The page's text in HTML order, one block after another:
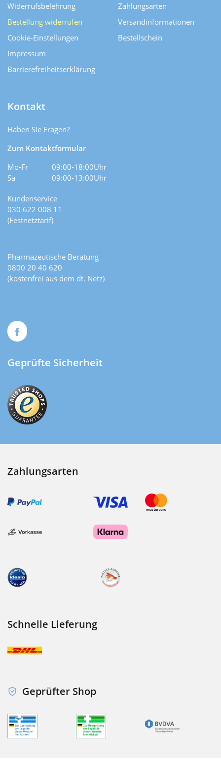
Widerrufsbelehrung
Bestellung widerrufen
Cookie-Einstellungen
Impressum
Barrierefreiheitserklärung
Zahlungsarten
Versand­informationen
Bestellschein
Kontakt
Haben Sie Fragen?
Zum Kontaktformular
Mo-Fr
09:00-18:00Uhr
Sa
09:00-13:00Uhr
Kundenservice
030 622 008 11
(Festnetztarif)
Pharmazeutische Beratung
0800 20 40 620
(kostenfrei aus dem dt. Netz)
Geprüfte Sicherheit
Zahlungsarten
Schnelle Lieferung
Geprüfter Shop